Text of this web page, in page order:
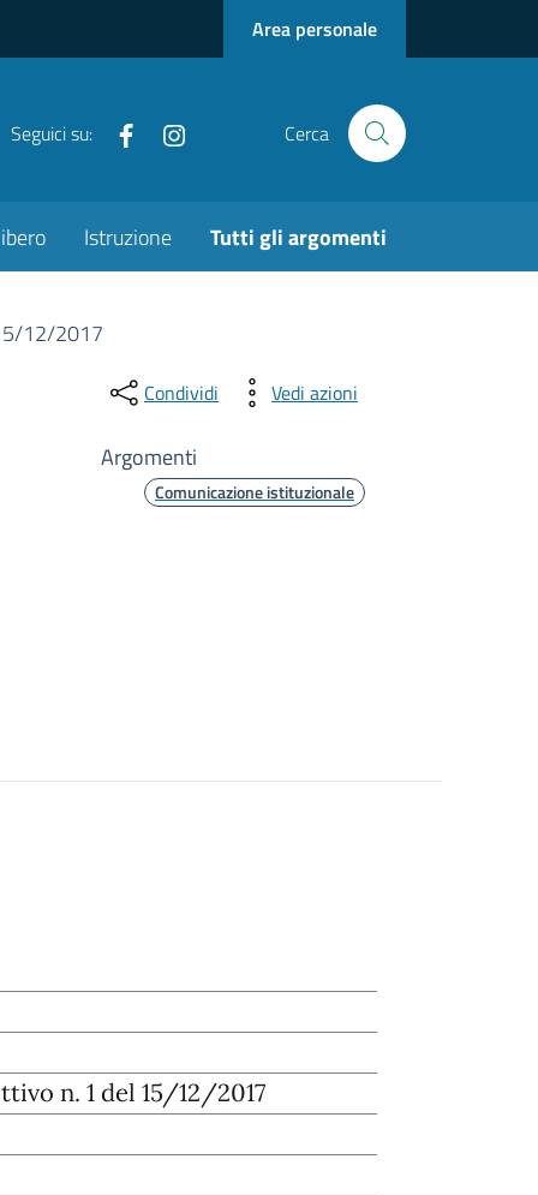
Area personale
Seguici su: FacebookInstagramCerca
Istruzione Tutti gli argomenti
12/2017
Condividi Vedi azioni
Argomenti
Comunicazione istituzionale
n. 1 del 15/12/2017